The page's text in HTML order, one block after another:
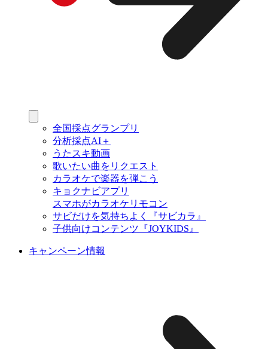
全国採点グランプリ
分析採点AI＋
うたスキ動画
歌いたい曲をリクエスト
カラオケで楽器を弾こう
キョクナビアプリ
スマホがカラオケリモコン
サビだけを気持ちよく『サビカラ』
子供向けコンテンツ『JOYKIDS』
キャンペーン情報